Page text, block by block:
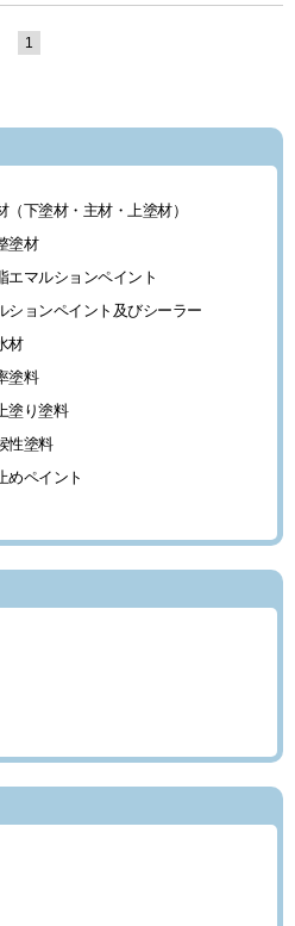
1
（下塗材・主材・上塗材）
塗材
エマルションペイント
ションペイント及びシーラー
材
塗料
塗り塗料
性塗料
めペイント